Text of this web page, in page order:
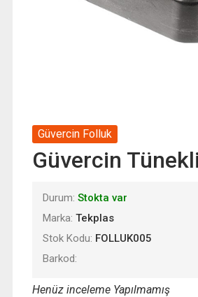
Güvercin Folluk
Güvercin
Durum: Stokta var
Marka: Tekplas
Stok Kodu: FOLLUK005
Barkod:
Henüz inceleme Yapılmamış